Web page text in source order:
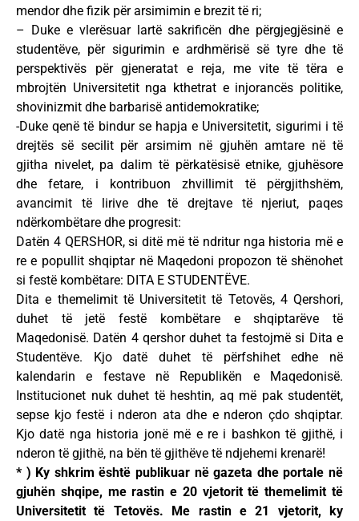
mendor dhe fizik për arsimimin e brezit të ri;
– Duke e vlerësuar lartë sakrificën dhe përgjegjësinë e
studentëve, për sigurimin e ardhmërisë së tyre dhe të
perspektivës për gjeneratat e reja, me vite të tëra e
mbrojtën Universitetit nga kthetrat e injorancës politike,
shovinizmit dhe barbarisë antidemokratike;
-Duke qenë të bindur se hapja e Universitetit, sigurimi i të
drejtës së secilit për arsimim në gjuhën amtare në të
gjitha nivelet, pa dalim të përkatësisë etnike, gjuhësore
dhe fetare, i kontribuon zhvillimit të përgjithshëm,
avancimit të lirive dhe të drejtave të njeriut, paqes
ndërkombëtare dhe progresit:
Datën 4 QERSHOR, si ditë më të ndritur nga historia më e
re e popullit shqiptar në Maqedoni propozon të shënohet
si festë kombëtare: DITA E STUDENTËVE.
Dita e themelimit të Universitetit të Tetovës, 4 Qershori,
duhet të jetë festë kombëtare e shqiptarëve të
Maqedonisë. Datën 4 qershor duhet ta festojmë si Dita e
Studentëve. Kjo datë duhet të përfshihet edhe në
kalendarin e festave në Republikën e Maqedonisë.
Institucionet nuk duhet të heshtin, aq më pak studentët,
sepse kjo festë i nderon ata dhe e nderon çdo shqiptar.
Kjo datë nga historia jonë më e re i bashkon të gjithë, i
nderon të gjithë, na bën të gjithëve të ndjehemi krenarë!
* ) Ky shkrim është publikuar në gazeta dhe portale në
gjuhën shqipe, me rastin e 20 vjetorit të themelimit të
Universitetit të Tetovës. Me rastin e 21 vjetorit, ky